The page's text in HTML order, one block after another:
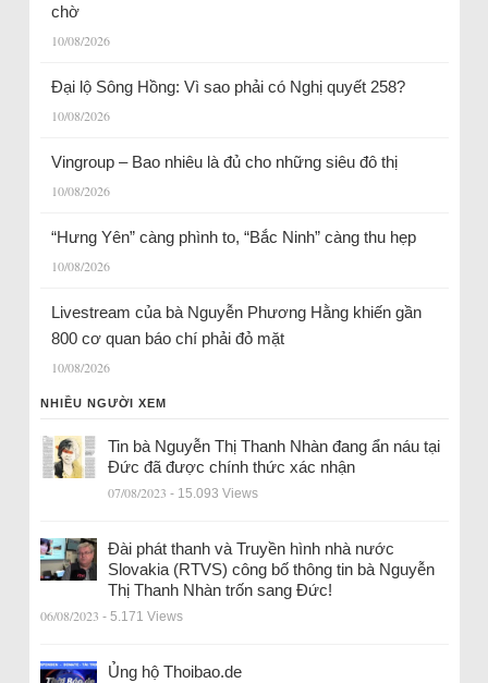
chờ
10/08/2026
Đại lộ Sông Hồng: Vì sao phải có Nghị quyết 258?
10/08/2026
Vingroup – Bao nhiêu là đủ cho những siêu đô thị
10/08/2026
“Hưng Yên” càng phình to, “Bắc Ninh” càng thu hẹp
10/08/2026
Livestream của bà Nguyễn Phương Hằng khiến gần
800 cơ quan báo chí phải đỏ mặt
10/08/2026
NHIỀU NGƯỜI XEM
Tin bà Nguyễn Thị Thanh Nhàn đang ẩn náu tại
Đức đã được chính thức xác nhận
07/08/2023 - 15.093 Views
Đài phát thanh và Truyền hình nhà nước
Slovakia (RTVS) công bố thông tin bà Nguyễn
Thị Thanh Nhàn trốn sang Đức!
06/08/2023 - 5.171 Views
Ủng hộ Thoibao.de